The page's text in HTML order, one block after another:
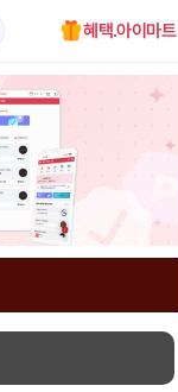
혜택.아이마트